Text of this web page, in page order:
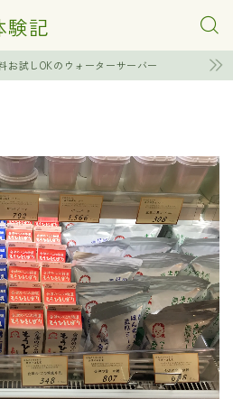
験記
お試しOKのウォーターサーバー